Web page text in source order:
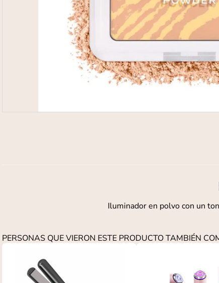
Iluminador en polvo con un
PERSONAS QUE VIERON ESTE PRODUCTO TAMBIÉN